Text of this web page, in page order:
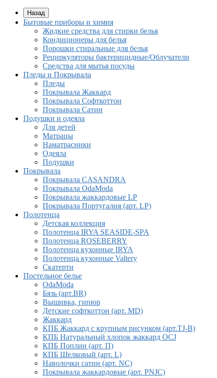
Назад
Бытовые приборы и химия
Жидкие средства для стирки белья
Кондиционеры для белья
Порошки стиральные для белья
Рециркуляторы бактерицидные/Облучатели
Средства для мытья посуды
Пледы и Покрывала
Пледы
Покрывала Жаккард
Покрывала Софткоттон
Покрывала Сатин
Подушки и одеяла
Для детей
Матрацы
Наматрасники
Одеяла
Подушки
Покрывала
Покрывалa CASANDRA
Покрывала OdaModa
Покрывала жаккардовые LP
Покрывала Португалия (арт. LP)
Полотенца
Детская коллекция
Полотенца IRYA SEASIDE-SPA
Полотенца ROSEBERRY
Полотенца кухонные IRYA
Полотенца кухонные Valtery
Скатерти
Постельное белье
OdaModa
Бязь (арт.BR)
Вышивка, гипюр
Детские софткоттон (арт. MD)
Жаккард
КПБ Жаккард с крупным рисунком (арт.TJ-B)
КПБ Натуральный хлопок жаккард OCJ
КПБ Поплин (арт. П)
КПБ Шелковый (арт. L)
Наволочки сатин (арт. NC)
Покрывала жаккардовые (арт. PNJC)